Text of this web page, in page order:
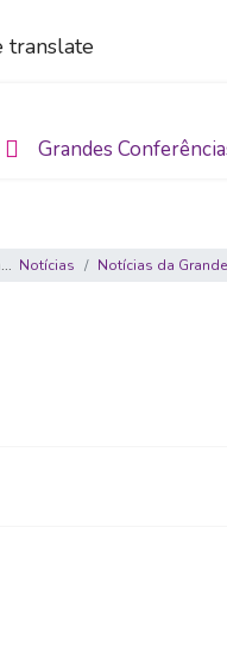
Grandes
Notícias Notícias da